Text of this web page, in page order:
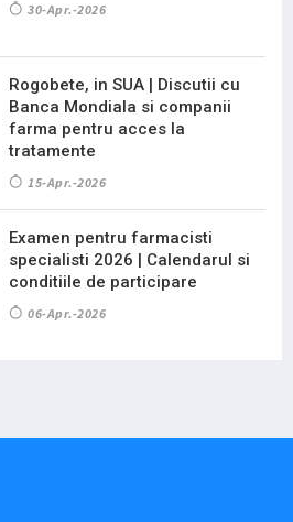
30-Apr.-2026
Rogobete, in SUA | Discutii cu
Banca Mondiala si companii
farma pentru acces la
tratamente
15-Apr.-2026
Examen pentru farmacisti
specialisti 2026 | Calendarul si
conditiile de participare
06-Apr.-2026